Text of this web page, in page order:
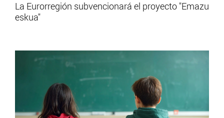
La Eurorregión subvencionará el proyecto "Emazu
eskua"